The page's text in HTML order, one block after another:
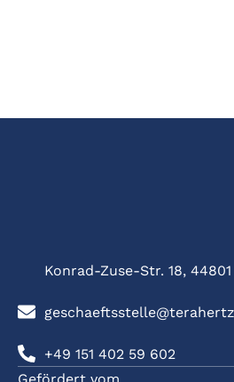
Konrad-Zuse-Str. 18,
+49 151 402 59 602